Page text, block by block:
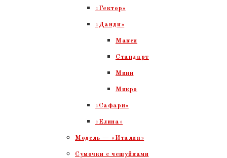
«Гектор»
«Данди»
Макси
Стандарт
Мини
Микро
«Сафари»
«Елина»
Модель — «Италия»
Сумочки с чешуйками